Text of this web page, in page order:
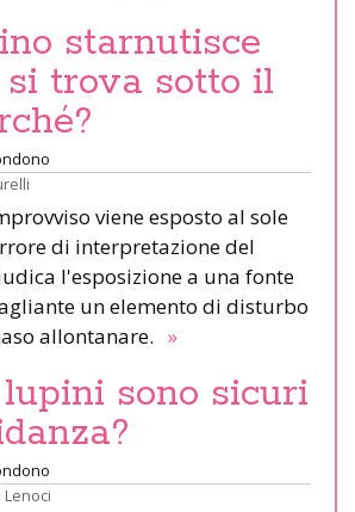
starnutisce
si trova sotto il
viene esposto al sole
di interpretazione del
l'esposizione a una fonte
un elemento di disturbo
allontanare. »
sono sicuri